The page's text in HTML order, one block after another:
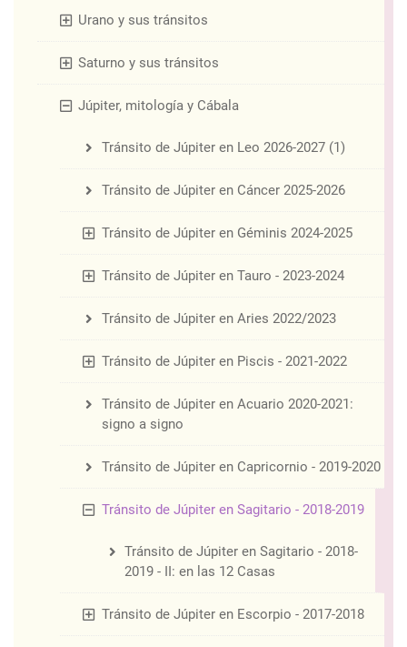
Urano y sus tránsitos
Saturno y sus tránsitos
Júpiter, mitología y Cábala
Tránsito de Júpiter en Leo 2026-2027 (1)
Tránsito de Júpiter en Cáncer 2025-2026
Tránsito de Júpiter en Géminis 2024-2025
Tránsito de Júpiter en Tauro - 2023-2024
Tránsito de Júpiter en Aries 2022/2023
Tránsito de Júpiter en Piscis - 2021-2022
Tránsito de Júpiter en Acuario 2020-2021:
signo a signo
Tránsito de Júpiter en Capricornio - 2019-2020
Tránsito de Júpiter en Sagitario - 2018-2019
Tránsito de Júpiter en Sagitario - 2018-
2019 - II: en las 12 Casas
Tránsito de Júpiter en Escorpio - 2017-2018